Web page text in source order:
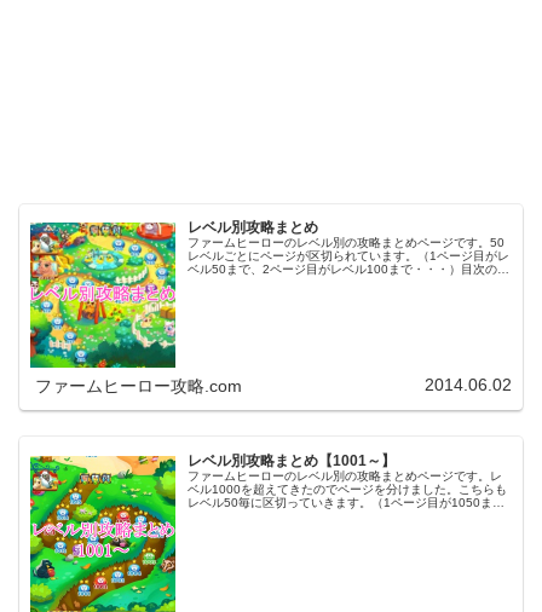
レベル別攻略まとめ
ファームヒーローのレベル別の攻略まとめページです。50
レベルごとにページが区切られています。（1ページ目がレ
ベル50まで、2ページ目がレベル100まで・・・）目次のリ
ファームヒーロー攻略.com 2014.06.02
レベル別攻略まとめ【1001～】
ファームヒーローのレベル別の攻略まとめページです。レ
ベル1000を超えてきたのでページを分けました。こちらも
レベル50毎に区切っていきます。（1ページ目が1050ま